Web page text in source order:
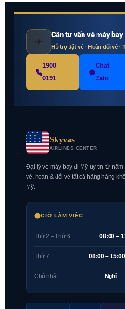
✈
Cần tư vấn vé máy
Hỗ trợ đặt vé · Hoàn đổi vé ·
1900
0191
Chat
Zalo
Skyvas
AIRLINES CENTER
Đại lý vé máy bay đi Mỹ uy tín từ
vé, hoàn & đổi vé tất cả hãng hàng
Mỹ.
GIỜ LÀM VIỆC
Thứ 2 – Thứ 6 08:00 –
Thứ 7 08:00 – 15:00
Chủ nhật Nghỉ